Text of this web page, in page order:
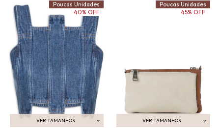
VER TAMANHOS
ADICIONAR AO CARRINHO
Poucas Unidades
40% OFF
VER TAMANHOS
ADICIONAR AO CARRINHO
Poucas Unidades
45% OFF